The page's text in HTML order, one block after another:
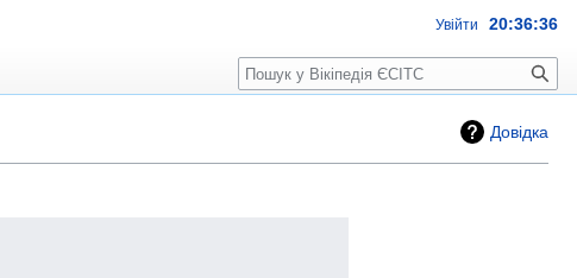
Довідка
Увійти 20:36:37
Пошук